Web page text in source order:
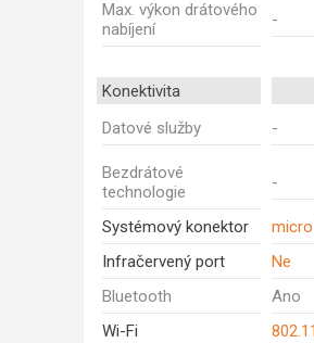
Max. výkon drátového
nabíjení
-
Konektivita
Datové služby
-
Bezdrátové
technologie
-
Systémový konektor
micro
Infračervený port
Ne
Bluetooth
Ano
Wi-Fi